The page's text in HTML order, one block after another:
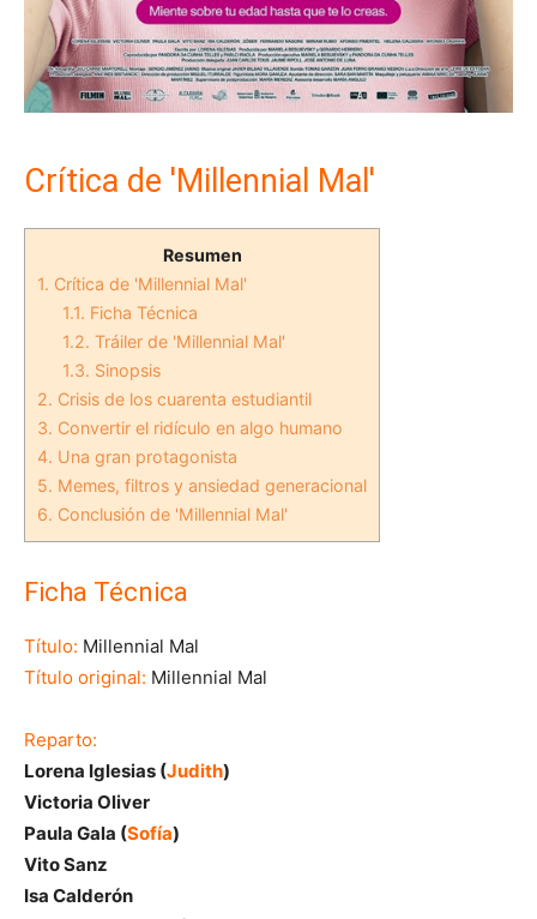
Crítica de 'Millennial Mal'
Resumen
1. Crítica de 'Millennial Mal'
1.1. Ficha Técnica
1.2. Tráiler de 'Millennial Mal'
1.3. Sinopsis
2. Crisis de los cuarenta estudiantil
3. Convertir el ridículo en algo humano
4. Una gran protagonista
5. Memes, filtros y ansiedad generacional
6. Conclusión de 'Millennial Mal'
Ficha Técnica
Título: Millennial Mal
Título original: Millennial Mal
Reparto:
Lorena Iglesias (Judith)
Victoria Oliver
Paula Gala (Sofía)
Vito Sanz
Isa Calderón